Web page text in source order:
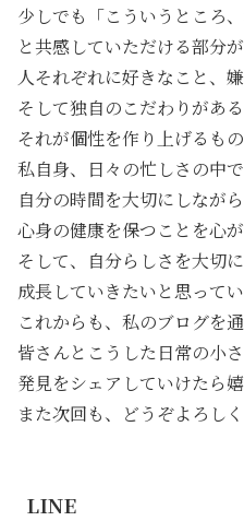
少しでも「こういうところ
と共感していただける部分
人それぞれに好きなこと、嫌
そして独自のこだわりがある
それが個性を作り上げるも
私自身、日々の忙しさの中で
自分の時間を大切にしながら
心身の健康を保つことを心が
そして、自分らしさを大切
成長していきたいと思ってい
これからも、私のブログを通
皆さんとこうした日常の小
発見をシェアしていけたら嬉
また次回も、どうぞよろし
LINE